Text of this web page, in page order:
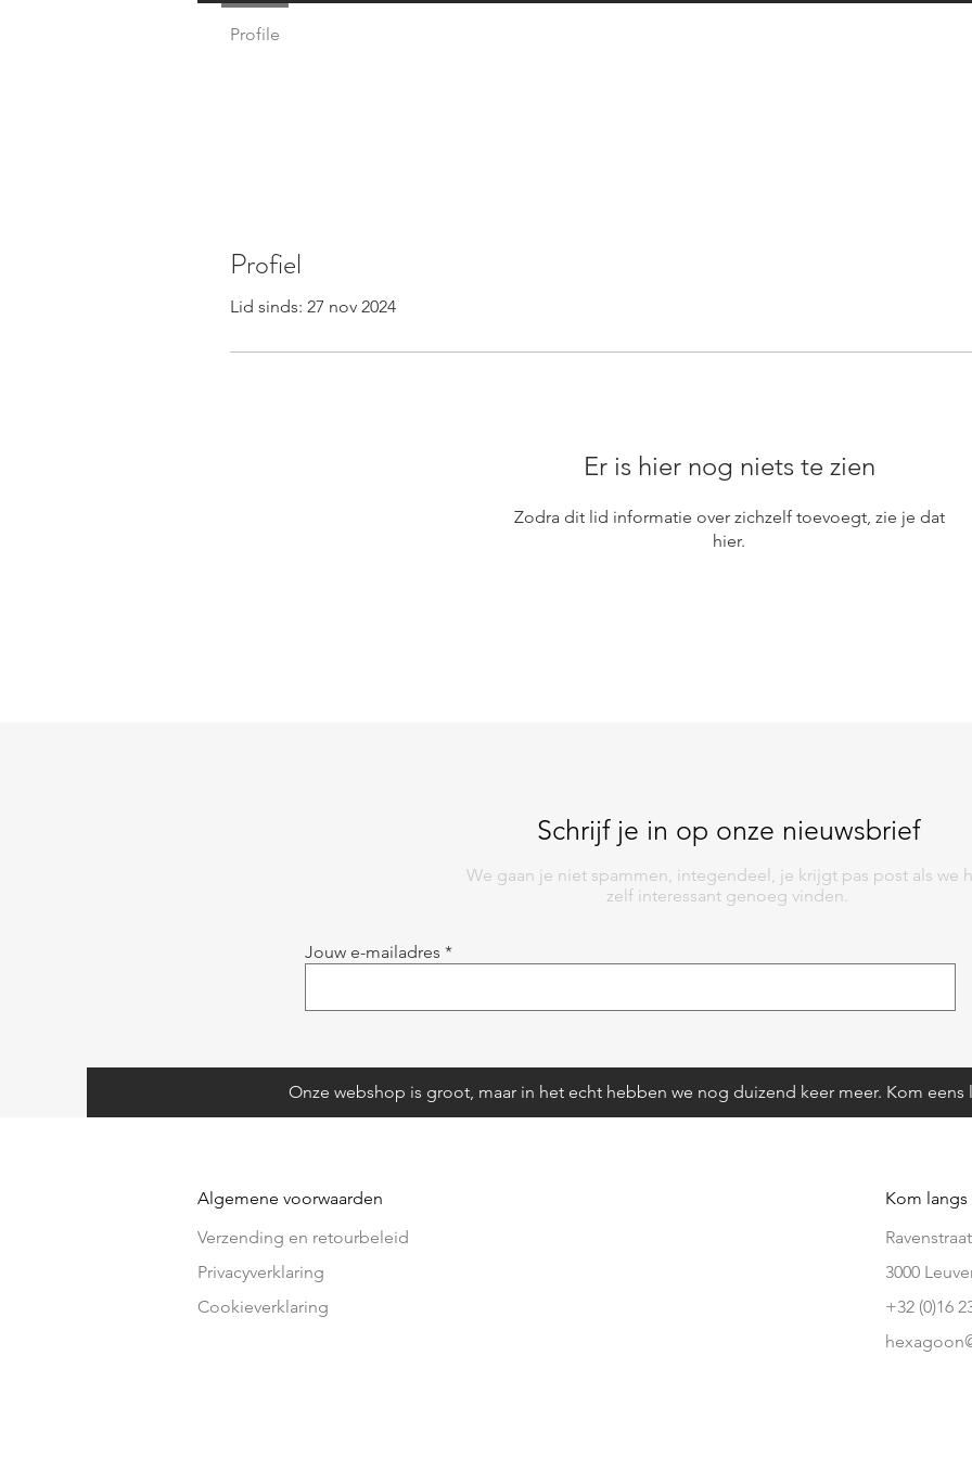
Profiel
Lid sinds: 27 nov 2024
Er is hier nog niets te zien
Zodra dit lid informatie over zichzelf toevoegt, zie je dat
hier.
Profile
Schrijf je in op onze nieuwsbrief
We gaan je niet spammen, integendeel, je krijgt pas post als we
zelf interessant genoeg vinden.
Jouw e-mailadres
Onze webshop is groot, maar in het echt hebben we nog duizend keer meer. Kom eens
Algemene voorwaarden
Verzending en retourbeleid
Privacyverklaring
Cookieverklaring
Kom langs
3000
+32 (0)16